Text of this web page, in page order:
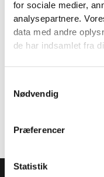
for sociale medier,
analysepartnere.
data med andre
de har indsamlet fra
Nødvendig
Præferencer
Statistik
TILMELD